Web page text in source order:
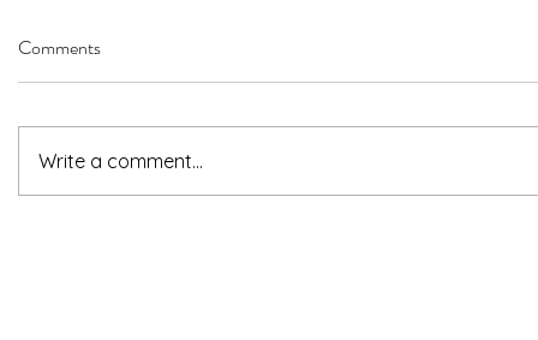
Comments
Write a comment...